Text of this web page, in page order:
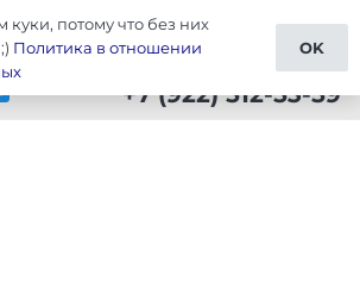
105
+7 (922) 512-53-59
потому что без них
Политика в отношении
OK